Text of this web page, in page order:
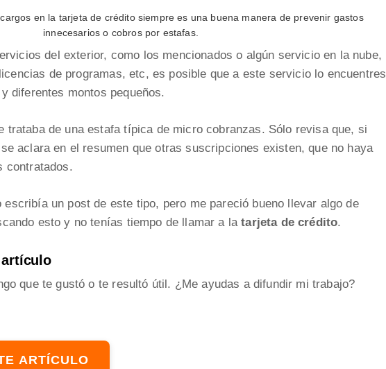
en la tarjeta de crédito siempre es una buena manera de prevenir gastos
innecesarios o cobros por estafas.
del exterior, como los mencionados o algún servicio en la nube,
de programas, etc, es posible que a este servicio lo encuentres
diferentes montos pequeños.
trataba de una estafa típica de micro cobranzas. Sólo revisa que, si
aclara en el resumen que otras suscripciones existen, que no haya
contratados.
escribía un post de este tipo, pero me pareció bueno llevar algo de
esto y no tenías tiempo de llamar a latarjeta de crédito.
artículo
que te gustó o te resultó útil. ¿Me ayudas a difundir mi trabajo?
ARTÍCULO